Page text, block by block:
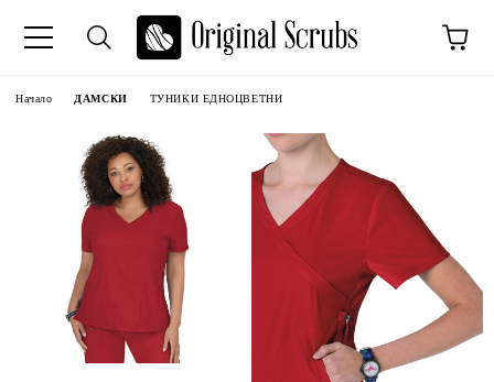
Начало ДАМСКИ ТУНИКИ ЕДНОЦВЕТНИ